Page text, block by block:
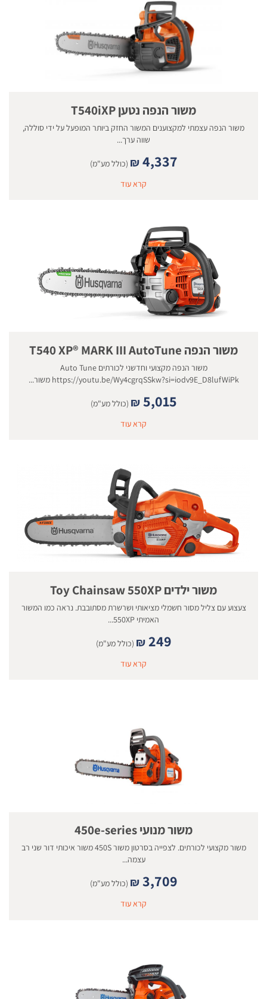
משור הנפה נטען T540iXP
משור הנפה עצמתי למקצוענים המשור החזק ביותר המופעל על ידי סוללה,
שווה ערך...
₪ 4,337
(כולל מע"מ)
קרא עוד
משור הנפה T540 XP® MARK III AutoTune
משור הנפה מקצועי וחדשני לכורתים Auto Tune
https://youtu.be/Wy4cgrqSSkw?si=iodv9E_D8lufWiPk משור...
₪ 5,015
(כולל מע"מ)
קרא עוד
משור ילדים Toy Chainsaw 550XP
צעצוע עם צליל מסור חשמלי מציאותי ושרשרת מסתובבת. נראה כמו המשור
האמיתי 550XP...
₪ 249
(כולל מע"מ)
קרא עוד
משור מנועי 450e-series
משור מקצועי לכורתים. לצפייה בסרטון משור 450S משור איכותי דור שני רב
עצמה...
₪ 3,709
(כולל מע"מ)
קרא עוד